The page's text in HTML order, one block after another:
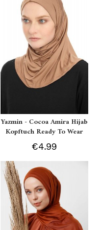
Yazmin - Cocoa Amira Hijab
Kopftuch Ready To Wear
€4.99